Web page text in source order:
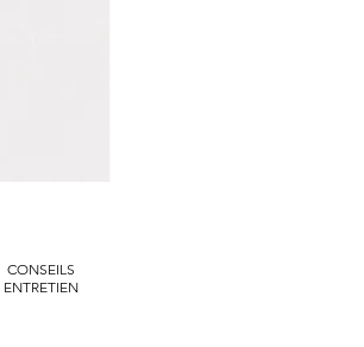
CONSEILS
ENTRETIEN